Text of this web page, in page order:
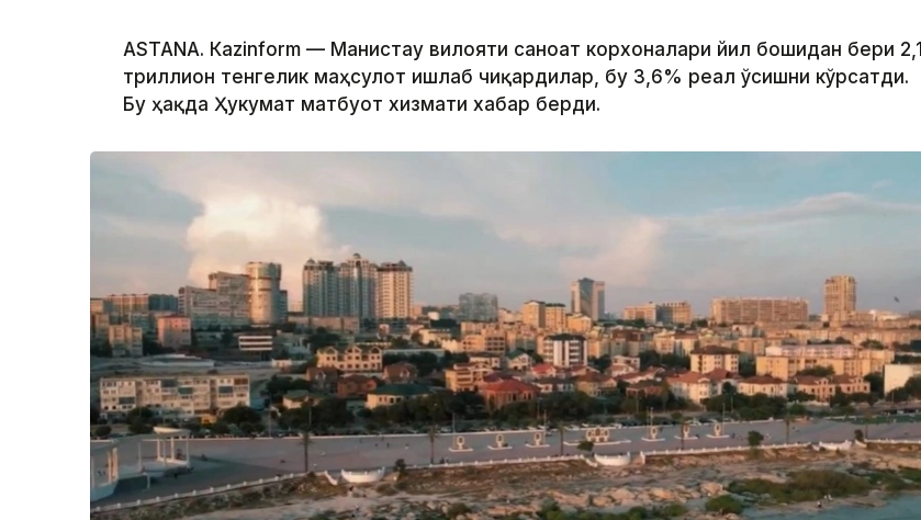
ASTANА. Кazinform — Манғистау вилояти саноат корхоналари йил бошидан бери 2,1
триллион тенгелик маҳсулот ишлаб чиқардилар, бу 3,6% реал ўсишни кўрсатди.
Бу ҳақда Ҳукумат матбуот хизмати хабар берди.